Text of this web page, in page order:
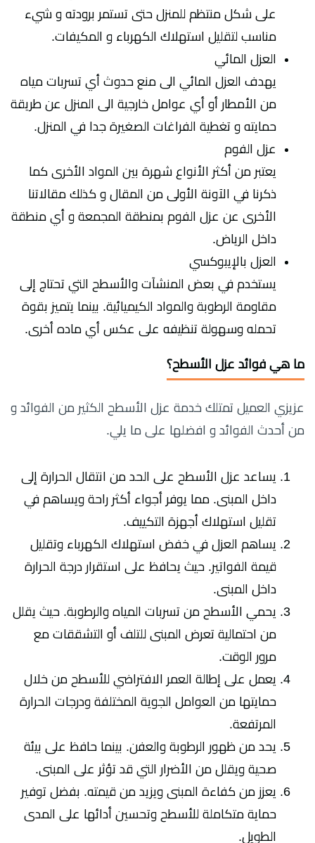
على شكل منتظم للمنزل حتى تستمر برودته و شيء
مناسب لتقليل استهلاك الكهرباء و المكيفات.
العزل المائي
يهدف العزل المائي الى منع حدوث أي تسربات مياه
من الأمطار أو أي عوامل خارجية الى المنزل عن طريقة
حمايته و تغطية الفراغات الصغيرة جدا في المنزل.
عزل الفوم
يعتبر من أكثر الأنواع شهرة بين المواد الأخرى كما
ذكرنا في الآونة الأولى من المقال و كذلك مقالاتنا
الأخرى عن عزل الفوم بمنطقة المجمعة و أي منطقة
داخل الرياض.
العزل بالإيبوكسي
يستخدم في بعض المنشآت والأسطح التي تحتاج إلى
مقاومة الرطوبة والمواد الكيميائية. بينما يتميز بقوة
تحمله وسهولة تنظيفه على عكس أي ماده أخرى.
ما هي فوائد عزل الأسطح؟
عزيزي العميل تمتلك خدمة عزل الأسطح الكثير من الفوائد و
من أحدث الفوائد و افضلها على ما يلي.
يساعد عزل الأسطح على الحد من انتقال الحرارة إلى
داخل المبنى. مما يوفر أجواء أكثر راحة ويساهم في
تقليل استهلاك أجهزة التكييف.
يساهم العزل في خفض استهلاك الكهرباء وتقليل
قيمة الفواتير. حيث يحافظ على استقرار درجة الحرارة
داخل المبنى.
يحمي الأسطح من تسربات المياه والرطوبة. حيث يقلل
من احتمالية تعرض المبنى للتلف أو التشققات مع
مرور الوقت.
يعمل على إطالة العمر الافتراضي للأسطح من خلال
حمايتها من العوامل الجوية المختلفة ودرجات الحرارة
المرتفعة.
يحد من ظهور الرطوبة والعفن. بينما حافظ على بيئة
صحية ويقلل من الأضرار التي قد تؤثر على المبنى.
يعزز من كفاءة المبنى ويزيد من قيمته. بفضل توفير
حماية متكاملة للأسطح وتحسين أدائها على المدى
الطويل.